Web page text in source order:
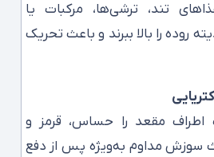
تند، ترشی‌ها، مرکبات یا
روده را بالا ببرند و باعث تحریک
مقعد را حساس، قرمز و
سوزش مداوم به‌ویژه پس از دفع